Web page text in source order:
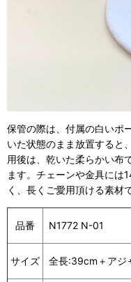
保管の際は、付属の白いポ
いた状態のまま放置すると
用後は、乾いた柔らかい布
ます。チェーンや金具には
く、長くご愛用頂ける素材
品番 N1772 N-01
サイズ 全長:39cm＋ア